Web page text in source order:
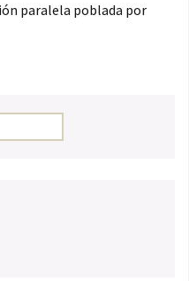
paralela poblada por